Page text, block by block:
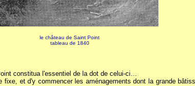
le château de Saint Point
tableau de 1840
constitua l'essentiel de la dot de celui-ci…
et d'y commencer les aménagements dont la grande